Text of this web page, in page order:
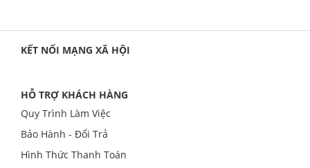
KẾT NỐI MẠNG XÃ HỘI
HỖ TRỢ KHÁCH HÀNG
Quy Trình Làm Việc
Bảo Hành - Đổi Trả
Hình Thức Thanh Toán